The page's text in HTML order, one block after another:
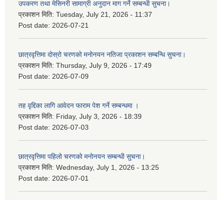
उपकरण तथा मेसिनरी सामाग्री अनुदान माग गर्ने सम्बन्धी सुचना।
प्रकाशन मिति: Tuesday, July 21, 2026 - 11:37
Post date: 2026-07-21
छात्रवृत्तिमा दोस्रो चरणको मनोनयन नतिजा प्रकाशन सम्बन्धि सुचना।
प्रकाशन मिति: Thursday, July 9, 2026 - 17:49
Post date: 2026-07-09
तह वृद्दिका लागि आवेदन फाराम पेश गर्ने सम्बन्धमा ।
प्रकाशन मिति: Friday, July 3, 2026 - 18:39
Post date: 2026-07-03
छात्रवृत्तिमा पहिलो चरणको मनोनयन सम्बन्धी सुचना।
प्रकाशन मिति: Wednesday, July 1, 2026 - 13:25
Post date: 2026-07-01